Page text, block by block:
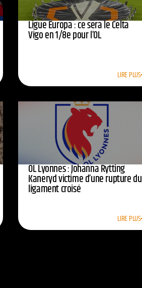
Ligue Europa : ce sera le Celta
Vigo en 1/8e pour l’OL
LIRE PLUS
OL Lyonnes : Johanna Rytting
Kaneryd victime d’une rupture du
ligament croisé
LIRE PLUS